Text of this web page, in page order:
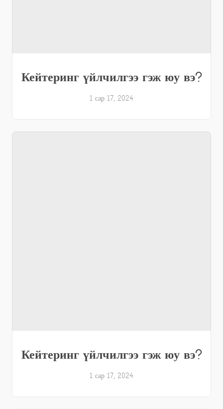
Кейтеринг үйлчилгээ гэж юу вэ?
1 сар 17, 2024
Кейтеринг үйлчилгээ гэж юу вэ?
1 сар 17, 2024